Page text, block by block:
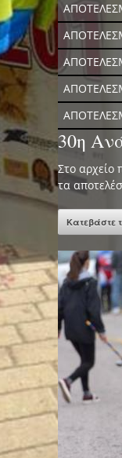
30η
Στο αρχείο
τα
Κατεβάστε